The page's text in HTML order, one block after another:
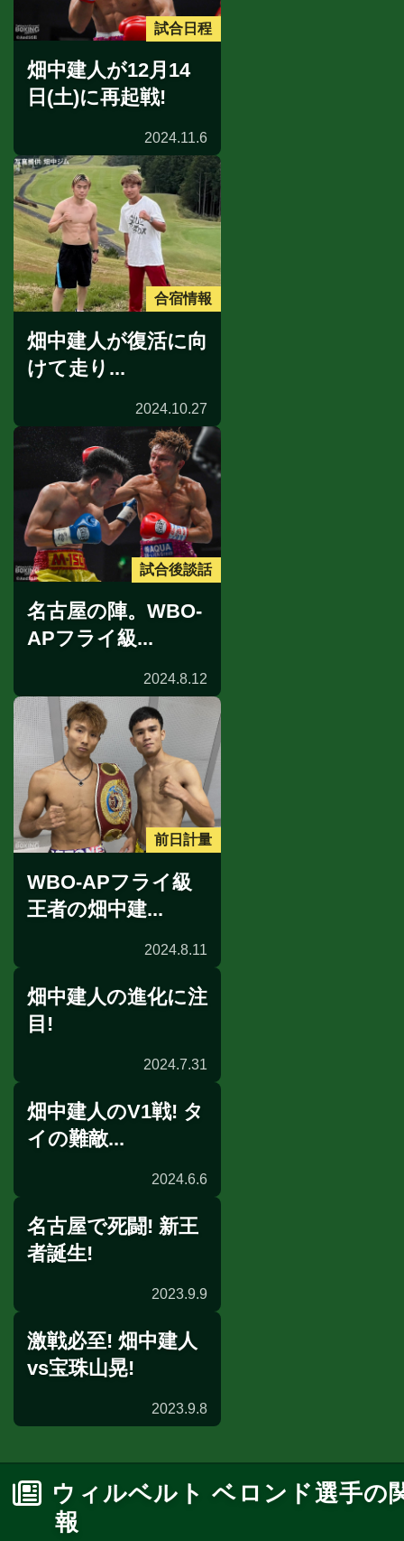
試合日程
畑中建人が12月14
日(土)に再起戦!
2024.11.6
合宿情報
畑中建人が復活に向
けて走り...
2024.10.27
試合後談話
名古屋の陣。WBO-
APフライ級...
2024.8.12
前日計量
WBO-APフライ級
王者の畑中建...
2024.8.11
インタビュー
畑中建人の進化に注
目!
2024.7.31
発表会見
畑中建人のV1戦! タ
イの難敵...
2024.6.6
試合後会見
名古屋で死闘! 新王
者誕生!
2023.9.9
激戦必至! 畑中建人
vs宝珠山晃!
2023.9.8
ウィルベルト ベロンド選手の
報